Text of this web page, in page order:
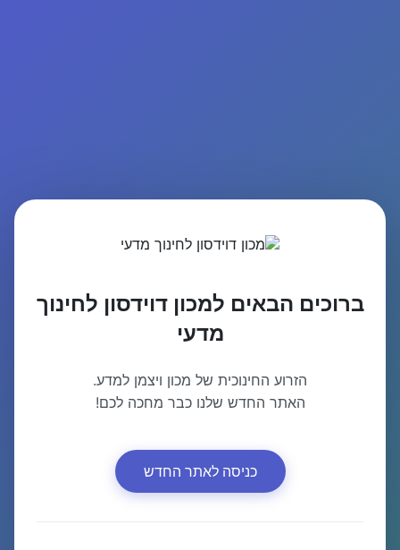
ברוכים הבאים למכון דוידסון לחינוך
מדעי
הזרוע החינוכית של מכון ויצמן למדע.
האתר החדש שלנו כבר מחכה לכם!
כניסה לאתר החדש